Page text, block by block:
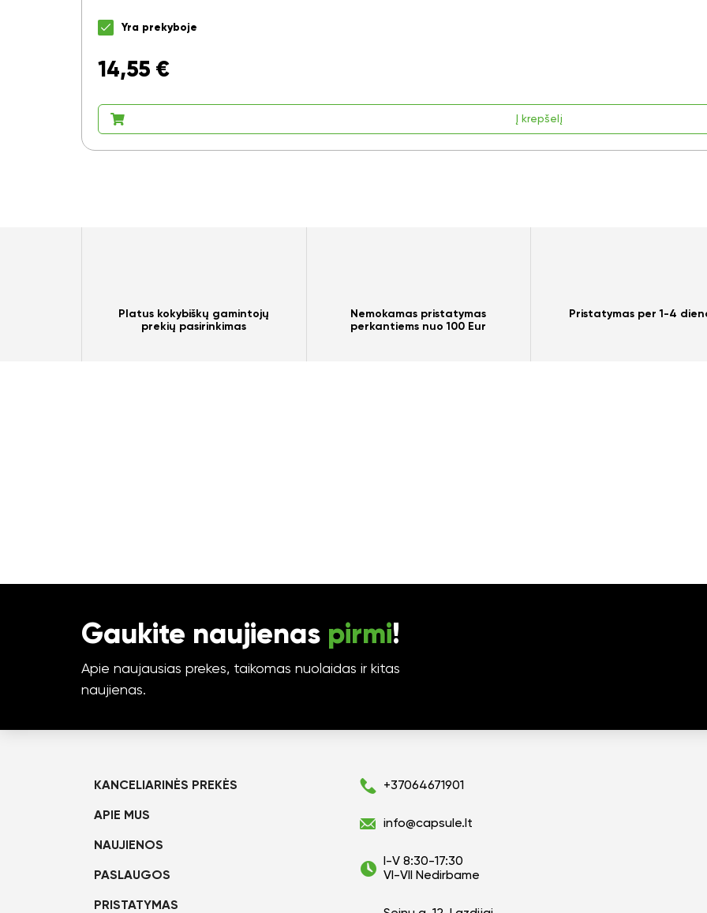
Yra prekyboje
14,55 €
Į krepšelį
Platus kokybiškų gamintojų
prekių pasirinkimas
Nemokamas pristatymas
perkantiems nuo 100 Eur
Pristatymas per 1-4
Gaukite naujienas pirmi!
Apie naujausias prekes, taikomas nuolaidas ir kitas
naujienas.
KANCELIARINĖS PREKĖS
APIE MUS
NAUJIENOS
PASLAUGOS
PRISTATYMAS
+37064671901
info@capsule.lt
I-V 8:30-17:30
VI-VII Nedirbame